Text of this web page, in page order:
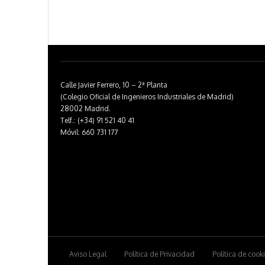
Calle Javier Ferrero, 10 – 2ª Planta
(Colegio Oficial de Ingenieros Industriales de Madrid)
28002 Madrid.
Telf.: (+34) 91 521 40 41
Móvil: 660 731 177
Aviso Legal Política de Privacidad Política de